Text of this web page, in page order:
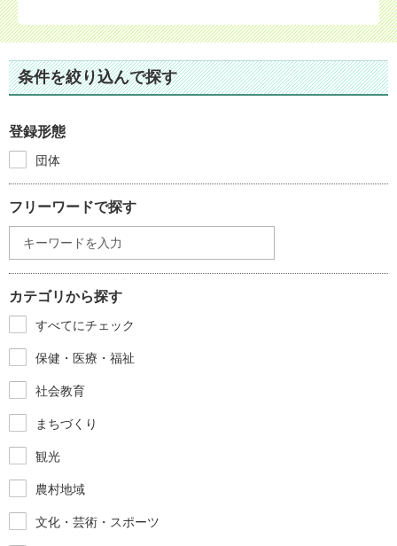
条件を絞り込んで探す
登録形態
団体
フリーワードで探す
カテゴリから探す
すべてにチェック
保健・医療・福祉
社会教育
まちづくり
観光
農村地域
文化・芸術・スポーツ